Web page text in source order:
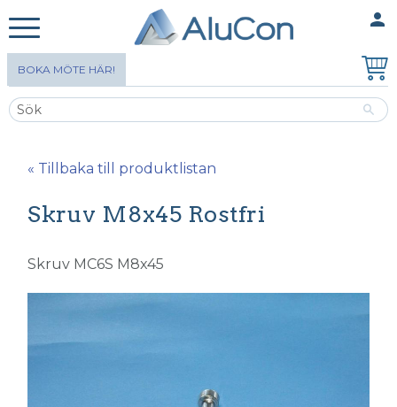
person
BOKA MÖTE HÄR!
« Tillbaka till produktlistan
Skruv M8x45 Rostfri
Skruv MC6S M8x45